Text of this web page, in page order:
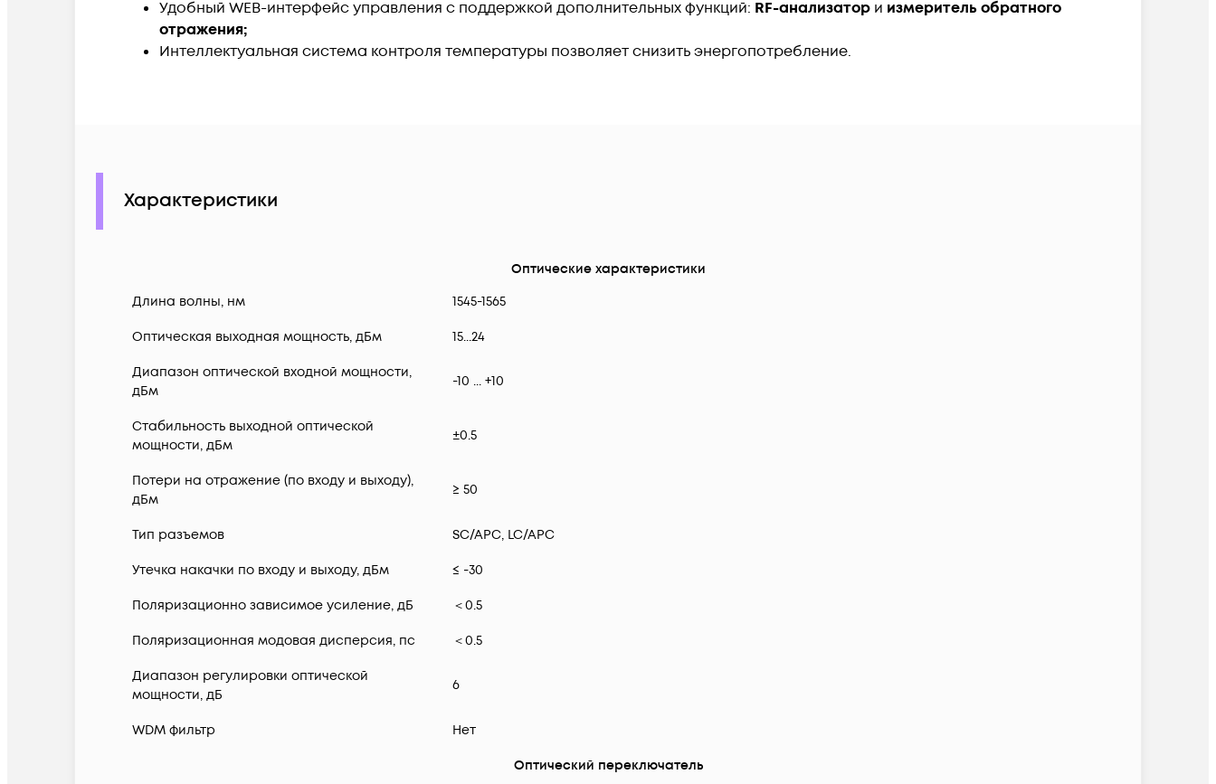
Удобный WEB-интерфейс управления c поддержкой дополнительных функций: RF-анализатор и измеритель обратного
отражения;
Интеллектуальная система контроля температуры позволяет снизить энергопотребление.
Характеристики
Оптические характеристики
Длина волны, нм
1545-1565
Оптическая выходная мощность, дБм 15...24
Диапазон оптической входной мощности,
дБм
-10 ... +10
Стабильность выходной оптической
мощности, дБм
±0.5
Потери на отражение (по входу и выходу),
дБм
≥ 50
Тип разъемов SC/APC, LC/APC
Утечка накачки по входу и выходу, дБм ≤ -30
Поляризационно зависимое усиление, дБ ＜0.5
Поляризационная модовая дисперсия, пс ＜0.5
Диапазон регулировки оптической
мощности, дБ
6
WDM фильтр Нет
Оптический переключатель